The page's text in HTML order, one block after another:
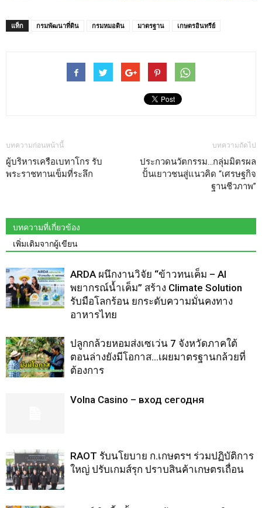
แท็ก กรมพัฒนาที่ดิน กรมหมอดิน มาตรฐาน เกษตรอินทรีย์
บทความก่อนหน้านี้
ผู้บริหารเครือเบทาโกร รับ
พระราชทานเข็มที่ระลึก
บทความถัดไป
ประกวดนวัตกรรม…กลุ่มมิตรผล
ปั้นเยาวชนสู่แนวคิด “เศรษฐกิจ
ฐานชีวภาพ”
บทความที่เกี่ยวข้อง
เพิ่มเติมจากผู้เขียน
ARDA ผนึกงานวิจัย “ข้าวทนเค็ม – AI
พยากรณ์น้ำเค็ม” สร้าง Climate Solution
รับมือโลกร้อน ยกระดับความมั่นคงทาง
อาหารไทย
ปลูกกล้วยหอมส่งเซเว่น 7 จังหวัดภาคใต้
ตอนล่างยังมีโอกาส…เผยมาตรฐานกล้วยที่
ต้องการ
Volna Casino – вход сегодня
RAOT รับนโยบาย ก.เกษตรฯ ร่วมปฏิบัติการ
ใหญ่ ปรับเกมส์รุก ปราบสินค้าเกษตรเถื่อน